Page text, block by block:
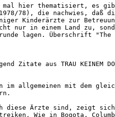
mal hier thematisiert, es
78), die nachwies, daß
Kinderärzte zur
nur in einem Land zu,
lagen. Überschrift
Zitate aus TRAU KEINEM
allgemeinen mit dem
diese Ärzte sind, zeigt sich
Wie in Bogota,